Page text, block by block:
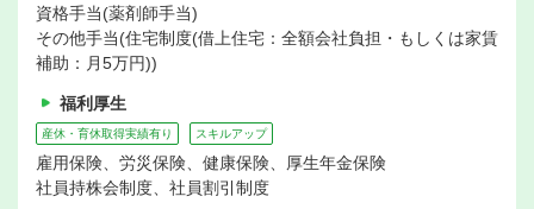
資格手当(薬剤師手当)
その他手当(住宅制度(借上住宅：全額会社負担・もしくは家賃
補助：月5万円))
福利厚生
産休・育休取得実績有り スキルアップ
雇用保険、労災保険、健康保険、厚生年金保険
社員持株会制度、社員割引制度